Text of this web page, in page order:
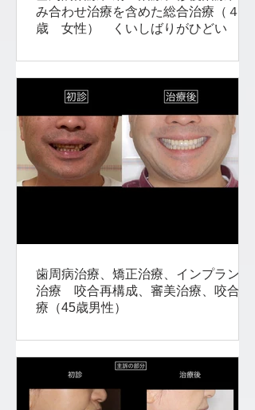
み合わせ治療を含めた総合治療（４０
歳 女性） くいしばりがひどい 顔
歯周病治療、矯正治療、インプラント
治療 咬合再構成、審美治療、咬合治
療（45歳男性）